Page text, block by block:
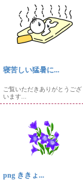
寝苦しい猛暑に...
ご覧いただきありがとうござ
います...
png ききょ...